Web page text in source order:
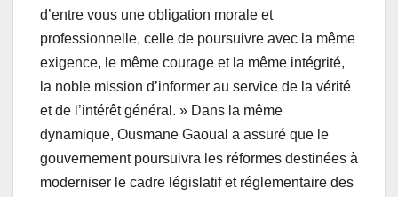
d’entre vous une obligation morale et
professionnelle, celle de poursuivre avec la même
exigence, le même courage et la même intégrité,
la noble mission d’informer au service de la vérité
et de l’intérêt général. » Dans la même
dynamique, Ousmane Gaoual a assuré que le
gouvernement poursuivra les réformes destinées à
moderniser le cadre législatif et réglementaire des